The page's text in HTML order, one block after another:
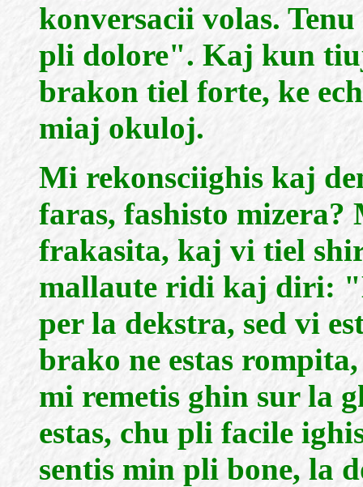
konversacii volas.
pli dolore". Kaj kun
brakon tiel forte, ke
miaj okuloj.
Mi rekonsciighis kaj
faras, fashisto mizera?
frakasita, kaj vi tiel
mallaute ridi kaj diri:
per la dekstra, sed vi
brako ne estas
mi remetis ghin sur la
estas, chu pli facile
sentis min pli bone, la